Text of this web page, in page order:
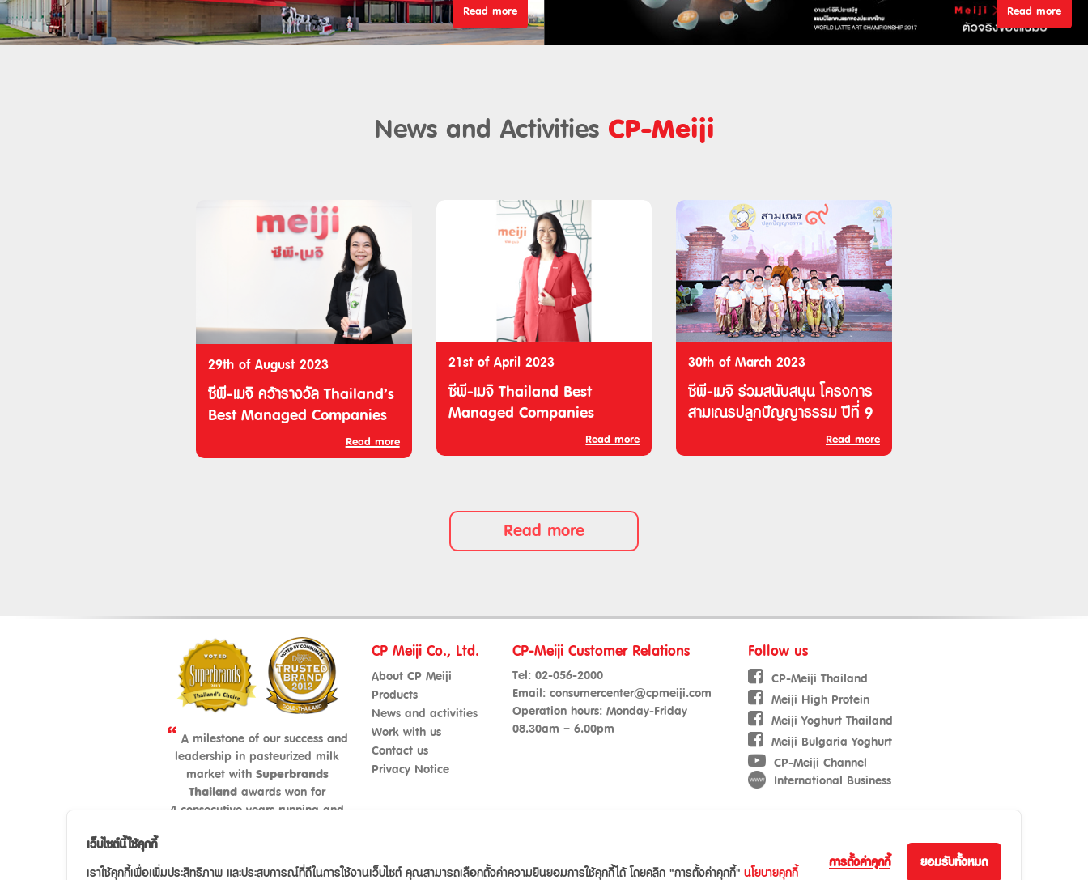
Read more Read more
News and Activities CP-Meiji
29th of August 2023
ซีพี-เมจิ คว้ารางวัล Thailand’s
Best Managed Companies
Read more
21st of April 2023
ซีพี-เมจิ Thailand Best
Managed Companies
Read more
30th of March 2023
ซีพี-เมจิ ร่วมสนับสนุน โครงการ
สามเณรปลูกปัญญาธรรม ปีที่ 9
Read more
Read more
“ A milestone of our success and
leadership in pasteurized milk
market with Superbrands
Thailand awards won for
4 consecutive years running and
CP Meiji Co., Ltd.
About CP Meiji
Products
News and activities
Work with us
Contact us
Privacy Notice
CP-Meiji Customer Relations
Tel:02-056-2000
Email:consumercenter@cpmeiji.com
Operation hours: Monday-Friday
08.30am – 6.00pm
Follow us
CP-Meiji Thailand
Meiji High Protein
Meiji Yoghurt Thailand
Meiji Bulgaria Yoghurt
CP-Meiji Channel
International Business
© 2021 CPMeiji.com. All right reserved.
เว็บไซต์นี้ใช้คุกกี้
เราใช้คุกกี้เพื่อเพิ่มประสิทธิภาพ และประสบการณ์ที่ดีในการใช้งานเว็บไซต์ คุณสามารถเลือกตั้งค่าความยินยอมการใช้คุกกี้ได้ โดยคลิก "การตั้งค่าคุกกี้" นโยบายคุกกี้
ยอมรับทั้งหมด
การตั้งค่าคุกกี้